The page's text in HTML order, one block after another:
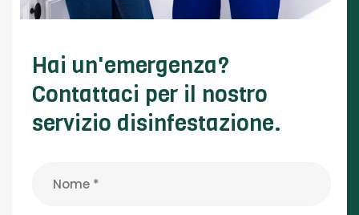
Hai un'emergenza?
Contattaci per il nostro
servizio disinfestazione.